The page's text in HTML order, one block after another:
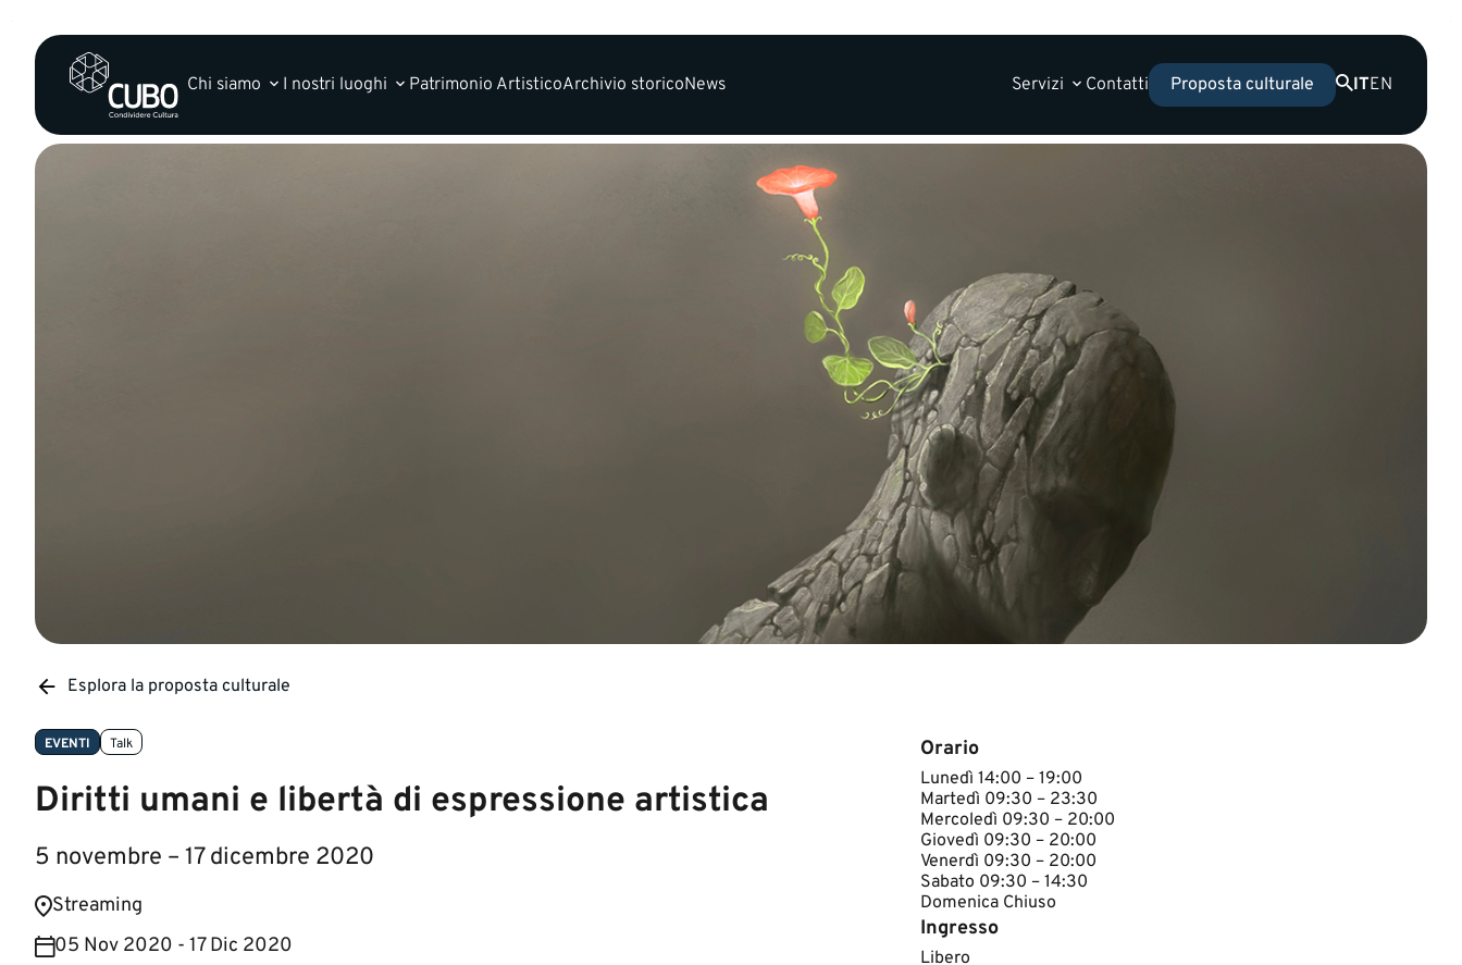
Chi siamo I nostri luoghi Patrimonio ArtisticoArchivio storicoNews Servizi Contatti Proposta culturale ITEN
Esplora la proposta culturale
EVENTI Talk
Diritti umani e libertà di espressione artistica
5 novembre – 17 dicembre 2020
​Streamin​g
05 Nov 2020 - 17 Dic 2020
Orario
​Lunedì 14:00 – 19:00
Martedì 09:30 – 23:30
Mercoledì 09:30 – 20:00
Giovedì 09:30 – 20:00
Venerdì 09:30 – 20:00
Sabato 09:30 – 14:30
Domenica Chiuso​​
Ingresso
Libero